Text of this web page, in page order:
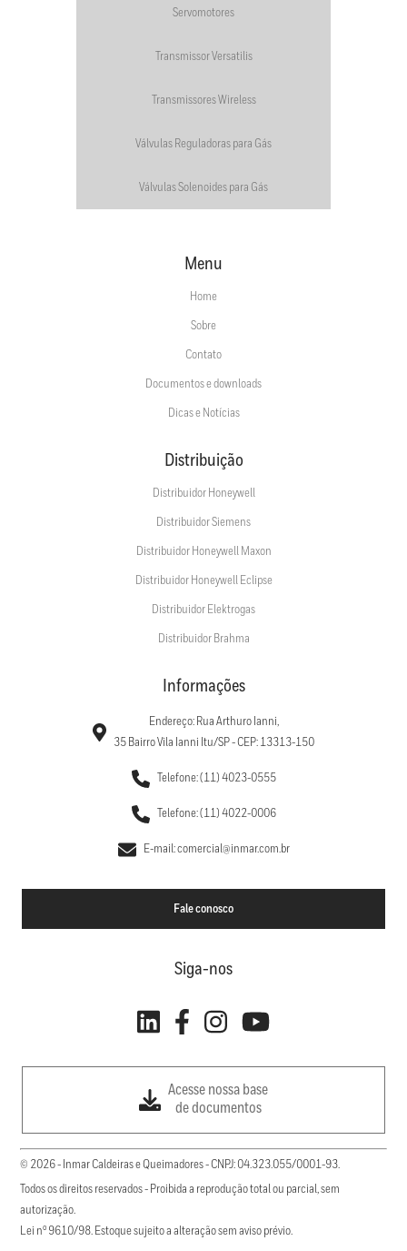
Servomotores
Transmissor Versatilis
Transmissores Wireless
Válvulas Reguladoras para Gás
Válvulas Solenoides para Gás
Menu
Home
Sobre
Contato
Documentos e downloads
Dicas e Notícias
Distribuição
Distribuidor Honeywell
Distribuidor Siemens
Distribuidor Honeywell Maxon
Distribuidor Honeywell Eclipse
Distribuidor Elektrogas
Distribuidor Brahma
Informações
Endereço: Rua Arthuro Ianni,
35 Bairro Vila Ianni Itu/SP - CEP: 13313-150
Telefone: (11) 4023-0555
Telefone: (11) 4022-0006
E-mail: comercial@inmar.com.br
Fale conosco
Siga-nos
Acesse nossa base
de documentos
© 2026 - Inmar Caldeiras e Queimadores - CNPJ: 04.323.055/0001-93.
Todos os direitos reservados - Proibida a reprodução total ou parcial, sem
autorização.
Lei nº 9610/98. Estoque sujeito a alteração sem aviso prévio.